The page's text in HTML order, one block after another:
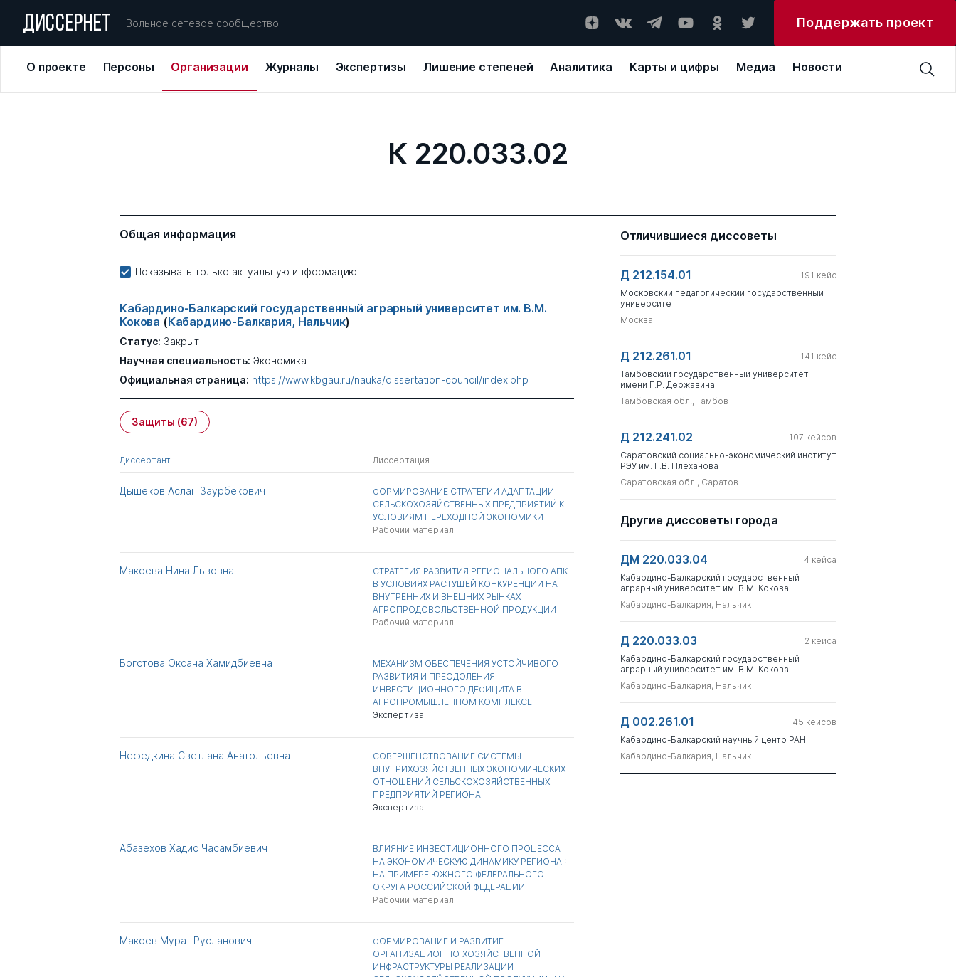
ДИССЕРНЕТ Вольное сетевое сообщество Поддержать проект
О проекте Персоны Организации Журналы Экспертизы Лишение степеней Аналитика Карты и цифры Медиа Новости
К 220.033.02
Общая информация
Показывать только актуальную информацию
Кабардино-Балкарский государственный аграрный университет им. В.М.
Кокова (Кабардино-Балкария, Нальчик)
Статус: Закрыт
Научная специальность: Экономика
Официальная страница: https://www.kbgau.ru/nauka/dissertation-council/index.php
Защиты (67)
Диссертант Диссертация
Дышеков Аслан Заурбекович
ФОРМИРОВАНИЕ СТРАТЕГИИ АДАПТАЦИИ
СЕЛЬСКОХОЗЯЙСТВЕННЫХ ПРЕДПРИЯТИЙ К
УСЛОВИЯМ ПЕРЕХОДНОЙ ЭКОНОМИКИ
Рабочий материал
Макоева Нина Львовна
СТРАТЕГИЯ РАЗВИТИЯ РЕГИОНАЛЬНОГО АПК
В УСЛОВИЯХ РАСТУЩЕЙ КОНКУРЕНЦИИ НА
ВНУТРЕННИХ И ВНЕШНИХ РЫНКАХ
АГРОПРОДОВОЛЬСТВЕННОЙ ПРОДУКЦИИ
Рабочий материал
Боготова Оксана Хамидбиевна
МЕХАНИЗМ ОБЕСПЕЧЕНИЯ УСТОЙЧИВОГО
РАЗВИТИЯ И ПРЕОДОЛЕНИЯ
ИНВЕСТИЦИОННОГО ДЕФИЦИТА В
АГРОПРОМЫШЛЕННОМ КОМПЛЕКСЕ
Экспертиза
Нефедкина Светлана Анатольевна
СОВЕРШЕНСТВОВАНИЕ СИСТЕМЫ
ВНУТРИХОЗЯЙСТВЕННЫХ ЭКОНОМИЧЕСКИХ
ОТНОШЕНИЙ СЕЛЬСКОХОЗЯЙСТВЕННЫХ
ПРЕДПРИЯТИЙ РЕГИОНА
Экспертиза
Абазехов Хадис Часамбиевич
ВЛИЯНИЕ ИНВЕСТИЦИОННОГО ПРОЦЕССА
НА ЭКОНОМИЧЕСКУЮ ДИНАМИКУ РЕГИОНА :
НА ПРИМЕРЕ ЮЖНОГО ФЕДЕРАЛЬНОГО
ОКРУГА РОССИЙСКОЙ ФЕДЕРАЦИИ
Рабочий материал
Макоев Мурат Русланович
ФОРМИРОВАНИЕ И РАЗВИТИЕ
ОРГАНИЗАЦИОННО-ХОЗЯЙСТВЕННОЙ
ИНФРАСТРУКТУРЫ РЕАЛИЗАЦИИ
Отличившиеся диссоветы
Д 212.154.01 191 кейс
Московский педагогический государственный
университет
Москва
Д 212.261.01 141 кейс
Тамбовский государственный университет
имени Г.Р. Державина
Тамбовская обл., Тамбов
Д 212.241.02 107 кейсов
Саратовский социально-экономический институт
РЭУ им. Г.В. Плеханова
Саратовская обл., Саратов
Другие диссоветы города
ДМ 220.033.04 4 кейса
Кабардино-Балкарский государственный
аграрный университет им. В.М. Кокова
Кабардино-Балкария, Нальчик
Д 220.033.03 2 кейса
Кабардино-Балкарский государственный
аграрный университет им. В.М. Кокова
Кабардино-Балкария, Нальчик
Д 002.261.01 45 кейсов
Кабардино-Балкарский научный центр РАН
Кабардино-Балкария, Нальчик